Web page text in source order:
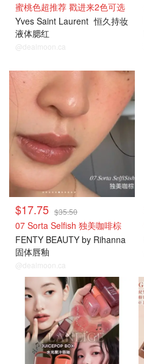
蜜桃色超推荐 戳进来2色可选
Yves Saint Laurent 恒久持妆
液体腮红
@dealmoon.ca
$17.75 $35.50
07 Sorta Selfish 独美咖啡棕
FENTY BEAUTY by Rihanna
固体唇釉
@dealmoon.ca